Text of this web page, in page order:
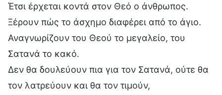
Έτσι έρχεται κοντά στον Θεό ο άνθρωπος.
Ξέρουν πώς το άσχημο διαφέρει από το άγιο.
Αναγνωρίζουν του Θεού το μεγαλείο, του
Σατανά το κακό.
Δεν θα δουλεύουν πια για τον Σατανά, ούτε θα
τον λατρεύουν και θα τον τιμούν,